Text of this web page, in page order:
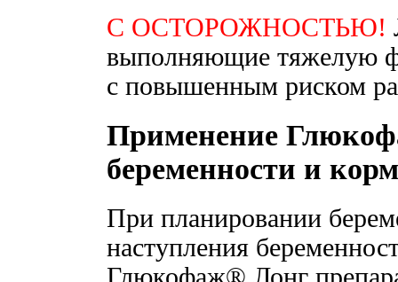
С ОСТОРОЖНОСТЬЮ!
выполняющие тяжелую
с повышенным риском
Применение
беременности и
При планировании
наступления